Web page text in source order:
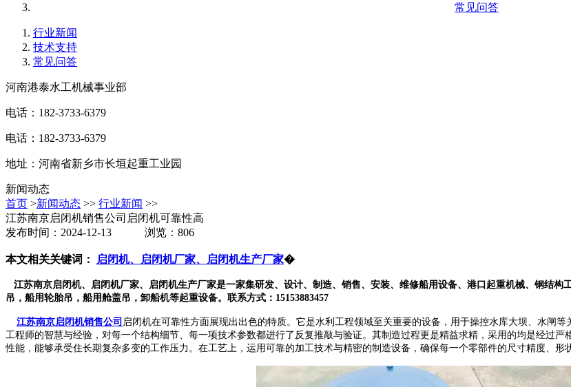
常见问答
行业新闻
技术支持
常见问答
河南港泰水工机械事业部
电话：182-3733-6379
电话：182-3733-6379
地址：河南省新乡市长垣起重工业园
新闻动态
首页 >新闻动态 >> 行业新闻 >>
江苏南京启闭机销售公司启闭机可靠性高
发布时间：2024-12-13 浏览：806
本文相关关键词： 启闭机、启闭机厂家、启闭机生产厂家�
江苏南京启闭机、启闭机厂家、启闭机生产厂家是一家集研发、设计、制造、销售、安装、维修船用设备、港口起重机械、钢结
吊，船用轮胎吊，船用舱盖吊，卸船机等起重设备。联系方式：15153883457
江苏南京启闭机销售公司 启闭机在可靠性方面展现出出色的特质。它是水利工程领域至关重要的设备，用于操控水库大坝、水闸
工程师的智慧与经验，对每一个结构细节、每一项技术参数都进行了反复推敲与验证。其制造过程更是精益求精，采用的均是经过
性能，能够承受住长期复杂多变的工作压力。在工艺上，运用可靠的加工技术与精密的制造设备，确保每一个零部件的尺寸精度、形